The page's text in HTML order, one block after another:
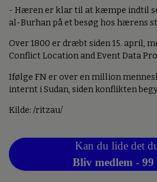
- Hæren er klar til at kæmpe indtil
al-Burhan på et besøg hos hærens
Over 1800 er dræbt siden 15. april,
Conflict Location and Event Data
Ifølge FN er over en million
internt i Sudan, siden konflikten
Kilde: /ritzau/
Kan du lide det
Bliv medlem -